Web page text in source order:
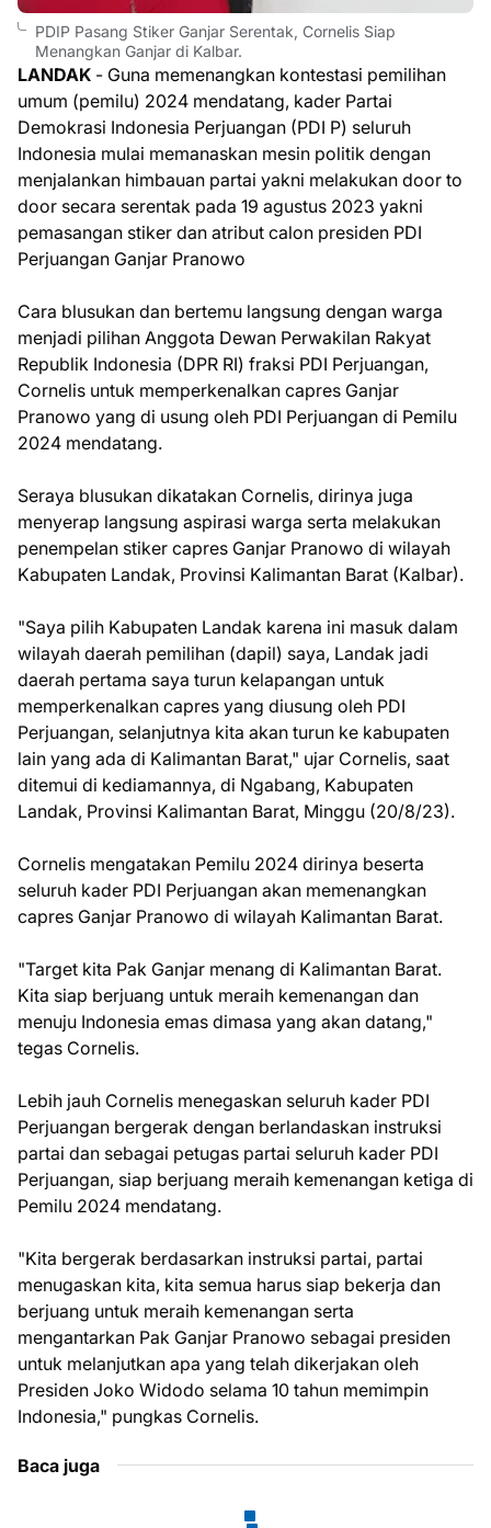
PDIP Pasang Stiker Ganjar Serentak, Cornelis Siap
Menangkan Ganjar di Kalbar.
LANDAK - Guna memenangkan kontestasi pemilihan
umum (pemilu) 2024 mendatang, kader Partai
Demokrasi Indonesia Perjuangan (PDI P) seluruh
Indonesia mulai memanaskan mesin politik dengan
menjalankan himbauan partai yakni melakukan door to
door secara serentak pada 19 agustus 2023 yakni
pemasangan stiker dan atribut calon presiden PDI
Perjuangan Ganjar Pranowo
Cara blusukan dan bertemu langsung dengan warga
menjadi pilihan Anggota Dewan Perwakilan Rakyat
Republik Indonesia (DPR RI) fraksi PDI Perjuangan,
Cornelis untuk memperkenalkan capres Ganjar
Pranowo yang di usung oleh PDI Perjuangan di Pemilu
2024 mendatang.
Seraya blusukan dikatakan Cornelis, dirinya juga
menyerap langsung aspirasi warga serta melakukan
penempelan stiker capres Ganjar Pranowo di wilayah
Kabupaten Landak, Provinsi Kalimantan Barat (Kalbar).
"Saya pilih Kabupaten Landak karena ini masuk dalam
wilayah daerah pemilihan (dapil) saya, Landak jadi
daerah pertama saya turun kelapangan untuk
memperkenalkan capres yang diusung oleh PDI
Perjuangan, selanjutnya kita akan turun ke kabupaten
lain yang ada di Kalimantan Barat," ujar Cornelis, saat
ditemui di kediamannya, di Ngabang, Kabupaten
Landak, Provinsi Kalimantan Barat, Minggu (20/8/23).
Cornelis mengatakan Pemilu 2024 dirinya beserta
seluruh kader PDI Perjuangan akan memenangkan
capres Ganjar Pranowo di wilayah Kalimantan Barat.
"Target kita Pak Ganjar menang di Kalimantan Barat.
Kita siap berjuang untuk meraih kemenangan dan
menuju Indonesia emas dimasa yang akan datang,"
tegas Cornelis.
Lebih jauh Cornelis menegaskan seluruh kader PDI
Perjuangan bergerak dengan berlandaskan instruksi
partai dan sebagai petugas partai seluruh kader PDI
Perjuangan, siap berjuang meraih kemenangan ketiga di
Pemilu 2024 mendatang.
"Kita bergerak berdasarkan instruksi partai, partai
menugaskan kita, kita semua harus siap bekerja dan
berjuang untuk meraih kemenangan serta
mengantarkan Pak Ganjar Pranowo sebagai presiden
untuk melanjutkan apa yang telah dikerjakan oleh
Presiden Joko Widodo selama 10 tahun memimpin
Indonesia," pungkas Cornelis.
Baca juga